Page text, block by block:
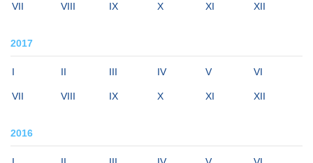
VII VIII IX X XI XII
2017
I II III IV V VI
VII VIII IX X XI XII
2016